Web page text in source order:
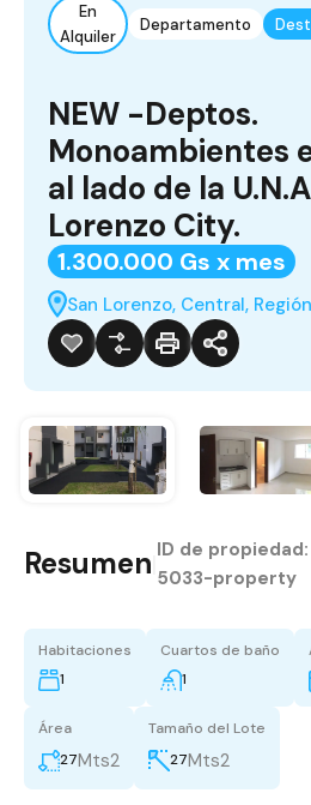
En
Alquiler
Departamento
NEW -Deptos.
Monoambientes
al lado de la
Lorenzo City.
1.300.000 Gs x mes
San Lorenzo, Central,
Resumen ID de propiedad:
5033-property
Habitaciones
1
Cuartos de baño
1
Área
27Mts2
Tamaño del Lote
27Mts2